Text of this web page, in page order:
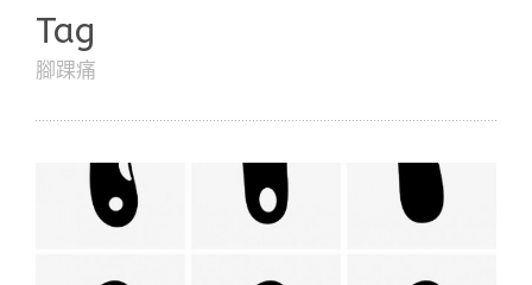
Tag
腳踝痛